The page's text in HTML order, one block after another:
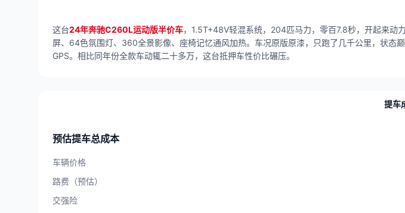
这台24年奔驰C260L运动版半价车，1.5T+48V轻混系统，204匹马力，零百7.8秒，开起来动
屏、64色氛围灯、360全景影像、座椅记忆通风加热。车况原版原漆，只跑了几千公里，状
GPS。相比同年份全款车动辄二十多万，这台抵押车性价比碾压。
提车
预估提车总成本
车辆价格
路费（预估）
交强险